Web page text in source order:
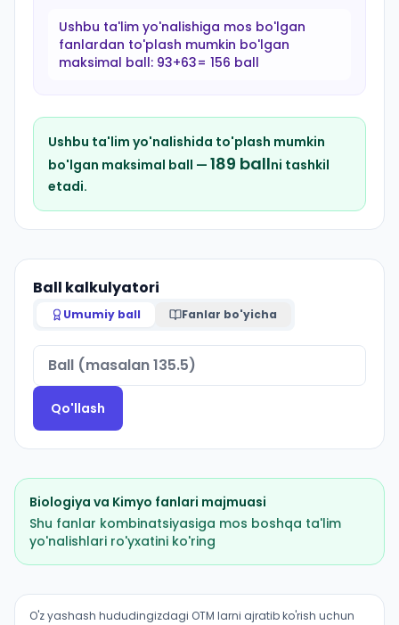
Ushbu ta'lim yo'nalishiga mos bo'lgan
fanlardan to'plash mumkin bo'lgan
maksimal ball: 93+63= 156 ball
Ushbu ta'lim yo'nalishida to'plash mumkin
bo'lgan maksimal ball — 189 ballni tashkil
etadi.
Ball kalkulyatori
Umumiy ball Fanlar bo'yicha
Qo'llash
Biologiya va Kimyo fanlari majmuasi
Shu fanlar kombinatsiyasiga mos boshqa ta'lim
yo'nalishlari ro'yxatini ko'ring
Davolash ishi (Karmana tumani): OTM lar bo'yicha
O'z yashash hududingizdagi OTM larni ajratib ko'rish uchun